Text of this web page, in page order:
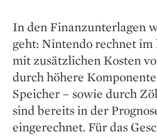
In den Finanzunterlagen
geht: Nintendo rechnet
mit zusätzlichen Kosten
durch höhere
Speicher – sowie durch
sind bereits in der
eingerechnet. Für das